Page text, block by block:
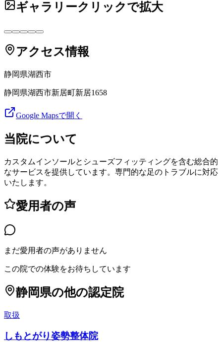
ギャラリークリックで拡大
アクセス情報
静岡県湖西市
静岡県湖西市新居町新居1658
Google Mapsで開く
当院について
カスタムインソールとシューズフィッティングを含む総合的
なサービスを提供しています。専門的な足のトラブルに対応
いたします。
愛用者の声
まだ愛用者の声がありません
この院での体験をお待ちしています
静岡県の他の認定院
取扱
しもとがり姿勢整体院